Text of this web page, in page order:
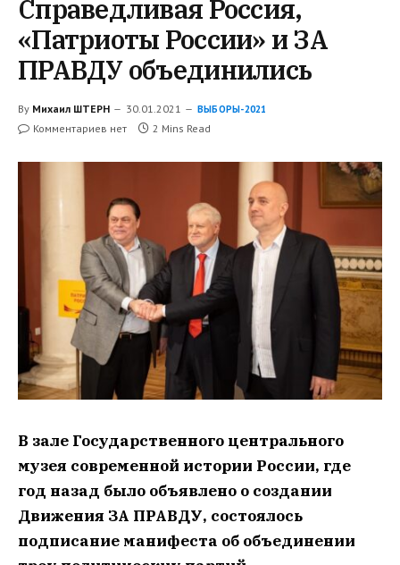
Справедливая Россия,
«Патриоты России» и ЗА
ПРАВДУ объединились
By Михаил ШТЕРН 30.01.2021 ВЫБОРЫ-2021
Комментариев нет 2 Mins Read
В зале Государственного центрального
музея современной истории России, где
год назад было объявлено о создании
Движения ЗА ПРАВДУ, состоялось
подписание манифеста об объединении